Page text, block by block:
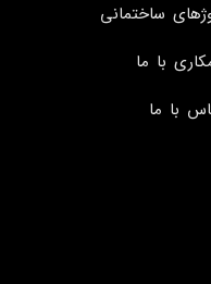
ساختمانی
با ما
با ما